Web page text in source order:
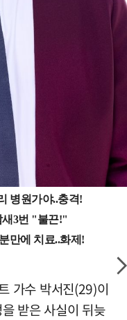
가수 박서진(29)이
받은 사실이 뒤늦